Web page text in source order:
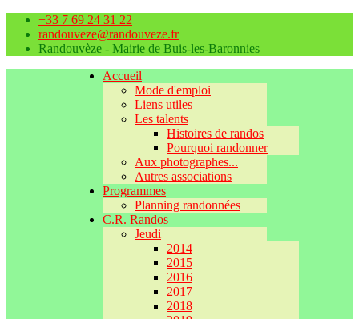
+33 7 69 24 31 22
randouveze@randouveze.fr
Randouvèze - Mairie de Buis-les-Baronnies
Accueil
Mode d'emploi
Liens utiles
Les talents
Histoires de randos
Pourquoi randonner
Aux photographes...
Autres associations
Programmes
Planning randonnées
C.R. Randos
Jeudi
2014
2015
2016
2017
2018